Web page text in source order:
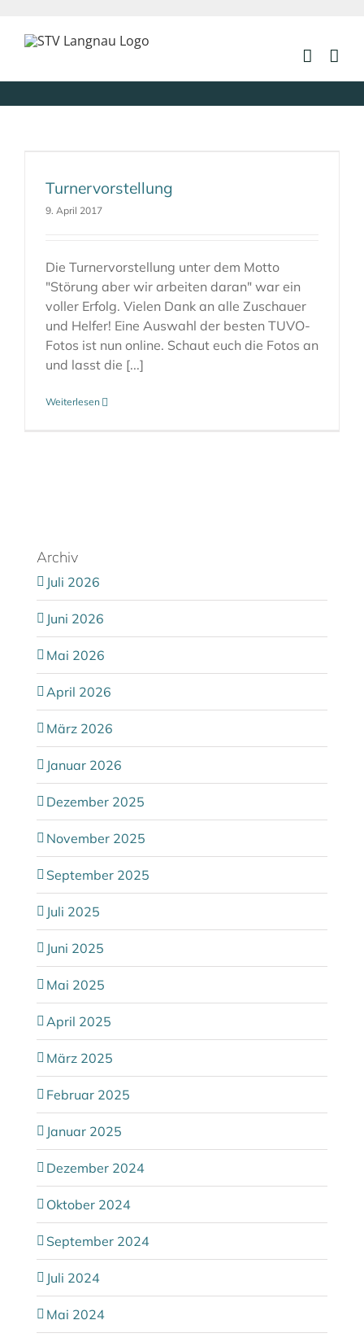
Inhalt
Turnervorstellung
9. April 2017
Die Turnervorstellung unter dem Motto
"Störung aber wir arbeiten daran" war ein
voller Erfolg. Vielen Dank an alle Zuschauer
und Helfer! Eine Auswahl der besten TUVO-
Fotos ist nun online. Schaut euch die Fotos an
und lasst die [...]
Weiterlesen
Archiv
Juli 2026
Juni 2026
Mai 2026
April 2026
März 2026
Januar 2026
Dezember 2025
November 2025
September 2025
Juli 2025
Juni 2025
Mai 2025
April 2025
März 2025
Februar 2025
Januar 2025
Dezember 2024
Oktober 2024
September 2024
Juli 2024
Mai 2024